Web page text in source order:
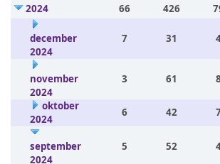
2024
66 426
december
2024
7 31
november
2024
3 61 8
oktober
2024
6 42
september
2024
5 52